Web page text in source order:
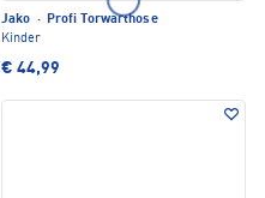
Jako · Profi Torwarthose
Kinder
€ 44,99